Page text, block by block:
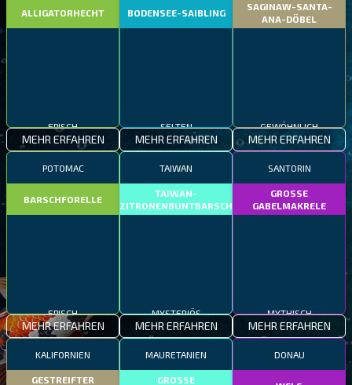
ALLIGATORHECHT
MEHR ERFAHREN
BODENSEE-SAIBLING
MEHR ERFAHREN
SAGINAW-SANTA-
ANA-DÖBEL
MEHR ERFAHREN
POTOMAC
BARSCHFORELLE
MEHR ERFAHREN
TAIWAN
TAIWAN-
ZITRONENBUNTBARSCH
MEHR ERFAHREN
SANTORIN
GROSSE
GABELMAKRELE
MEHR ERFAHREN
KALIFORNIEN
GESTREIFTER
MAURETANIEN
GROSSE
DONAU